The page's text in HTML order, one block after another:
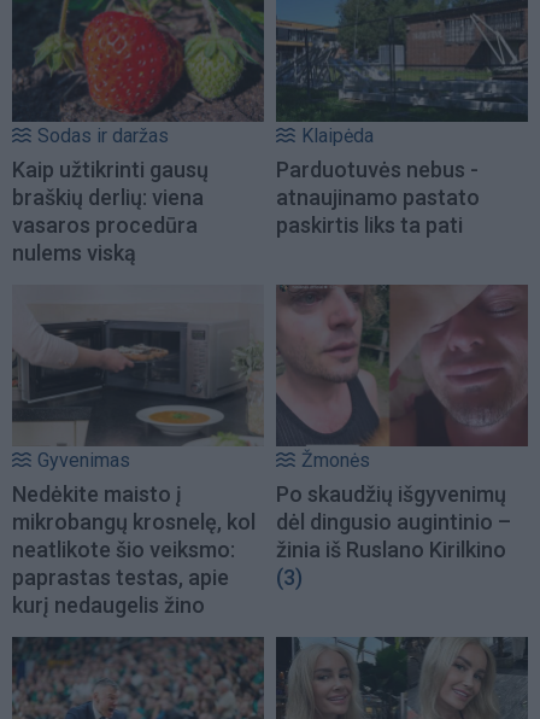
Sodas ir daržas
Kaip užtikrinti gausų
braškių derlių: viena
vasaros procedūra
nulems viską
Klaipėda
Parduotuvės nebus -
atnaujinamo pastato
paskirtis liks ta pati
Gyvenimas
Nedėkite maisto į
mikrobangų krosnelę, kol
neatlikote šio veiksmo:
paprastas testas, apie
kurį nedaugelis žino
Žmonės
Po skaudžių išgyvenimų
dėl dingusio augintinio –
žinia iš Ruslano Kirilkino
(3)